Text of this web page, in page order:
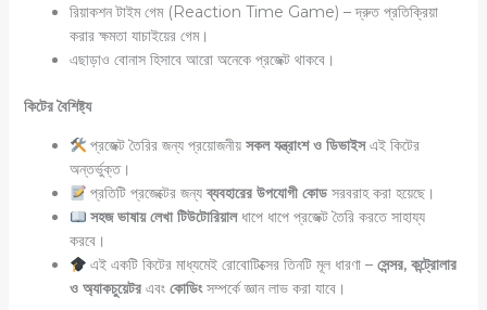
রিয়াকশন টাইম গেম (Reaction Time Game) – দ্রুত প্রতিক্রিয়া
করার ক্ষমতা যাচাইয়ের গেম।
এছাড়াও বোনাস হিসাবে আরো অনেকে প্রজেক্ট থাকবে।
কিটের বৈশিষ্ট্য
প্রজেক্ট তৈরির জন্য প্রয়োজনীয়সকল যন্ত্রাংশ ও ডিভাইসএই কিটের
অন্তর্ভুক্ত।
প্রতিটি প্রজেক্টের জন্যব্যবহারের উপযোগী কোড সরবরাহ করা হয়েছে।
সহজ ভাষায় লেখা টিউটোরিয়ালধাপে ধাপে প্রজেক্ট তৈরি করতে সাহায্য
করবে।
এই একটি কিটের মাধ্যমেই রোবোটিক্সের তিনটি মূল ধারণা –সেন্সর, কন্ট্রোলার
ও অ্যাকচুয়েটরএবং কোডিংসম্পর্কে জ্ঞান লাভ করা যাবে।